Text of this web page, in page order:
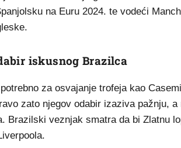
na Euru 2024. te vodeći
iskusnog Brazilca
za osvajanje trofeja kao
zato njegov odabir izaziva pažnju,
Brazilski veznjak smatra da bi Zlatnu